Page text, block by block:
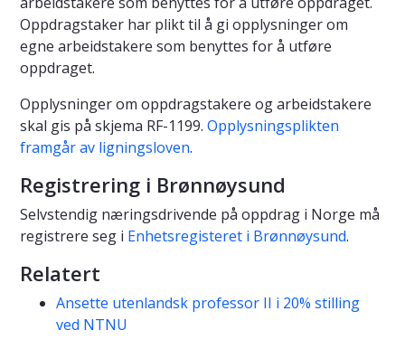
Oppdragstaker har plikt til å gi opplysninger om
egne arbeidstakere som benyttes for å utføre
oppdraget.
Opplysninger om oppdragstakere og arbeidstakere
skal gis på skjema RF-1199. Opplysningsplikten
framgår av ligningsloven.
Registrering i Brønnøysund
Selvstendig næringsdrivende på oppdrag i Norge må
registrere seg i Enhetsregisteret i Brønnøysund.
Relatert
Ansette utenlandsk professor II i 20% stilling
ved NTNU